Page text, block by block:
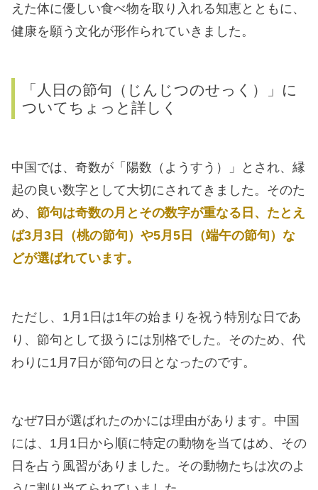
えた体に優しい食べ物を取り入れる知恵とともに、
健康を願う文化が形作られていきました。
「人日の節句（じんじつのせっく）」に
ついてちょっと詳しく
中国では、奇数が「陽数（ようすう）」とされ、縁
起の良い数字として大切にされてきました。そのた
め、 節句は奇数の月とその数字が重なる日、たとえ
ば3月3日（桃の節句）や5月5日（端午の節句）な
どが選ばれています。
ただし、1月1日は1年の始まりを祝う特別な日であ
り、節句として扱うには別格でした。そのため、代
わりに1月7日が節句の日となったのです。
なぜ7日が選ばれたのかには理由があります。中国
には、1月1日から順に特定の動物を当てはめ、その
日を占う風習がありました。その動物たちは次のよ